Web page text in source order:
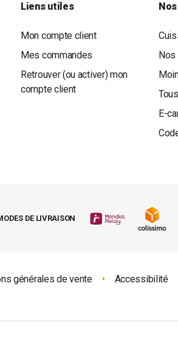
Liens utiles
Mon compte client
Mes commandes
Retrouver (ou activer) mon
compte client
E-
DE LIVRAISON
générales de vente • Accessibilité